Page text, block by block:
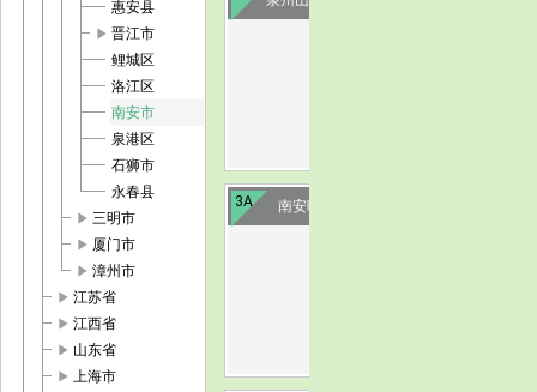
惠安县
play_arrow 晋江市
鲤城区
洛江区
南安市
泉港区
石狮市
永春县
play_arrow 三明市
play_arrow 厦门市
play_arrow 漳州市
play_arrow 江苏省
play_arrow 江西省
play_arrow 山东省
play_arrow 上海市
3A 南安叶飞故里红色